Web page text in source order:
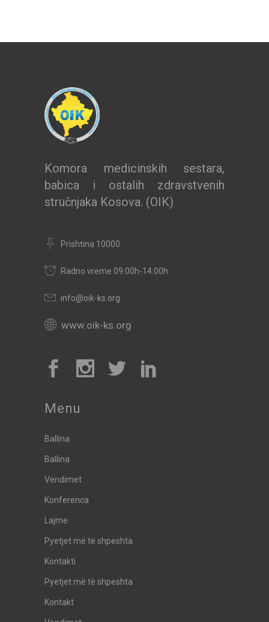
Komora medicinskih sestara,
babica i ostalih zdravstvenih
stručnjaka Kosova. (OIK)
Prishtina 10000
Radno vreme 09:00h-14:00h
info@oik-ks.org
www.oik-ks.org
Menu
Ballina
Ballina
Vendimet
Konferenca
Lajme
Pyetjet më të shpeshta
Kontakti
Pyetjet më të shpeshta
Kontakt